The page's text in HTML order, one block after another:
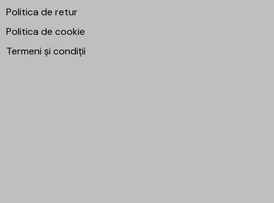
Politica de retur
Politica de cookie
Termeni și condiții